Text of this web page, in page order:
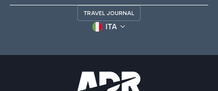
TRAVEL JOURNAL
ITA